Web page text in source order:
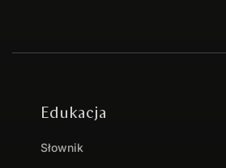
Edukacja
Słownik